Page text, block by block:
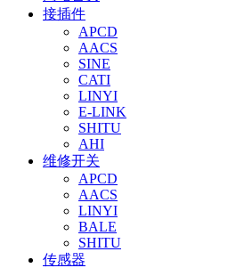
接插件
APCD
AACS
SINE
CATI
LINYI
E-LINK
SHITU
AHI
维修开关
APCD
AACS
LINYI
BALE
SHITU
传感器